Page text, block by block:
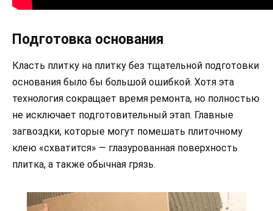
Подготовка основания
Класть плитку на плитку без тщательной подготовки
основания было бы большой ошибкой. Хотя эта
технология сокращает время ремонта, но полностью
не исключает подготовительный этап. Главные
загвоздки, которые могут помешать плиточному
клею «схватится» — глазурованная поверхность
плитка, а также обычная грязь.